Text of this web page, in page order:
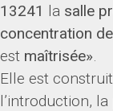
13241 la salle
concentration
est maîtrisée».
Elle est
l’introduction,